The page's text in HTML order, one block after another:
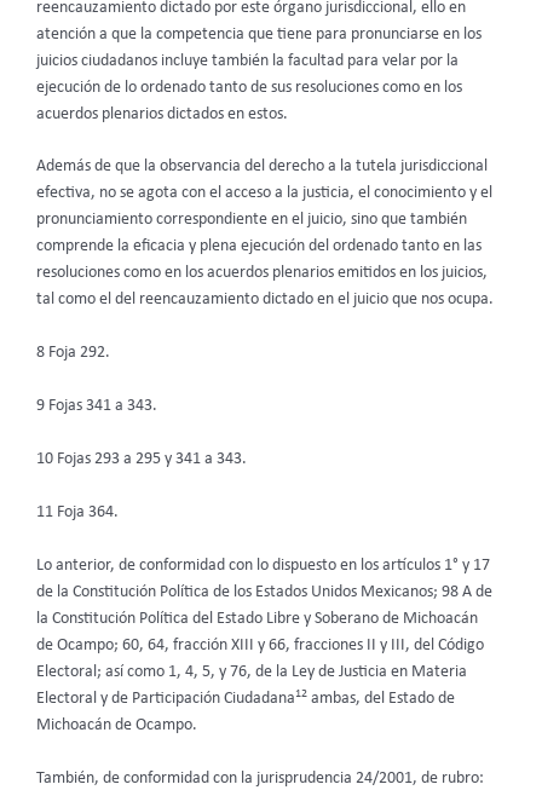
reencauzamiento dictado por este órgano jurisdiccional, ello en
atención a que la competencia que tiene para pronunciarse en los
juicios ciudadanos incluye también la facultad para velar por la
ejecución de lo ordenado tanto de sus resoluciones como en los
acuerdos plenarios dictados en estos.
Además de que la observancia del derecho a la tutela jurisdiccional
efectiva, no se agota con el acceso a la justicia, el conocimiento y el
pronunciamiento correspondiente en el juicio, sino que también
comprende la eficacia y plena ejecución del ordenado tanto en las
resoluciones como en los acuerdos plenarios emitidos en los juicios,
tal como el del reencauzamiento dictado en el juicio que nos ocupa.
8 Foja 292.
9 Fojas 341 a 343.
10 Fojas 293 a 295 y 341 a 343.
11 Foja 364.
Lo anterior, de conformidad con lo dispuesto en los artículos 1° y 17
de la Constitución Política de los Estados Unidos Mexicanos; 98 A de
la Constitución Política del Estado Libre y Soberano de Michoacán
de Ocampo; 60, 64, fracción XIII y 66, fracciones II y III, del Código
Electoral; así como 1, 4, 5, y 76, de la Ley de Justicia en Materia
Electoral y de Participación Ciudadana12 ambas, del Estado de
Michoacán de Ocampo.
También, de conformidad con la jurisprudencia 24/2001, de rubro: